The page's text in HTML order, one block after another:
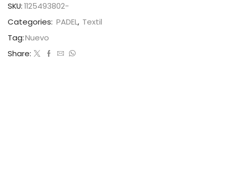
SKU:1125493802-
Categories: PADEL, Textil
Tag:Nuevo
Share: